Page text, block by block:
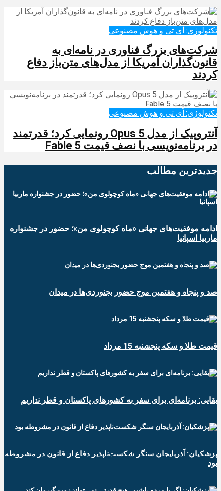
تکنولوژی: آی تی و هوش مصنوعی
شرکت‌های بزرگ فناوری در نامه‌ای به
قانون‌گذاران آمریکا از مدل‌های متن‌باز دفاع
کردند
تکنولوژی: آی تی و هوش مصنوعی
آنتروپیک از مدل Opus 5 رونمایی کرد؛ قدرتمند
در برنامه‌نویسی با نصف قیمت Fable 5
جدیدترین‌ مطالب
ادامه موفقیت‌های جهانی «ماه کوچولوی من»؛ حضور در جشنواره
ماربیا اسپانیا
صد و پنجاه و هفتمین موج حضور بجنوردی‌ها در میدان
قیمت طلا و سکه پنجشنبه 15 مرداد
بقایی: برنامه‌ای برای سفر به کشورهای پاکستان و قطر نداریم
پزشکیان: آذربایجان سنگر شکست‌ناپذیر دفاع از قانون در مشروطه
بود